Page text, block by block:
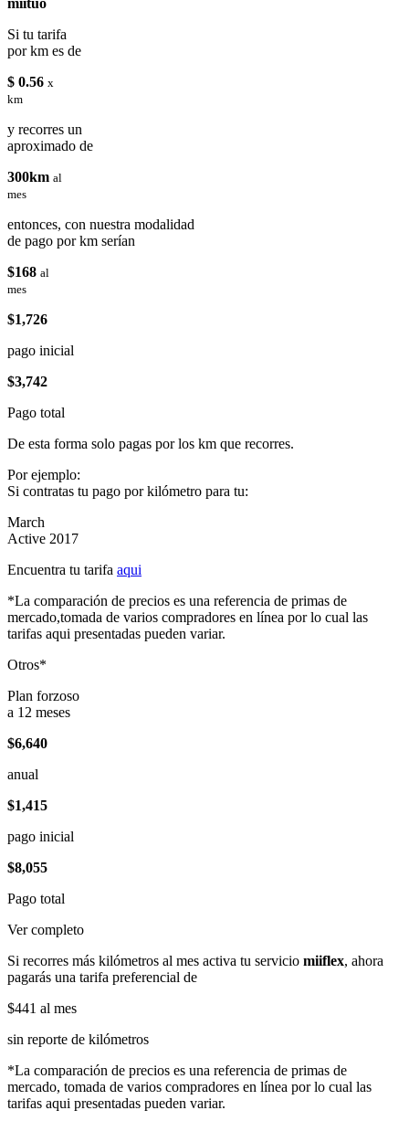
Si tu tarifa
por km es de
$ 0.56 x
km
y recorres un
aproximado de
300km al
mes
entonces, con nuestra modalidad
de pago por km serían
$168 al
mes
$1,726
pago inicial
$3,742
Pago total
De esta forma solo pagas por los km que recorres.
Por ejemplo:
Si contratas tu pago por kilómetro para tu:
March
Active 2017
Encuentra tu tarifa aqui
*La comparación de precios es una referencia de primas de
mercado,tomada de varios compradores en línea por lo cual las
tarifas aqui presentadas pueden variar.
Otros*
Plan forzoso
a 12 meses
$6,640
anual
$1,415
pago inicial
$8,055
Pago total
Ver completo
Si recorres más kilómetros al mes activa tu servicio miiflex, ahora
pagarás una tarifa preferencial de
$441 al mes
sin reporte de kilómetros
*La comparación de precios es una referencia de primas de
mercado, tomada de varios compradores en línea por lo cual las
tarifas aqui presentadas pueden variar.